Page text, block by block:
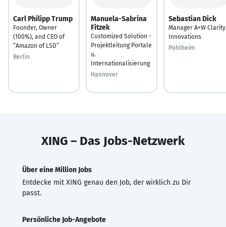
Carl Philipp Trump
Founder, Owner
(100%), and CEO of
“Amazon of LSD”
Berlin
Manuela-Sabrina
Fitzek
Customized Solution -
Projektleitung Portale
u.
Internationalisierung
Hannover
Sebastian Dick
Manager A+W Clarity
Innovations
Pohlheim
XING – Das Jobs-Netzwerk
Über eine Million Jobs
Entdecke mit XING genau den Job, der wirklich zu Dir
passt.
Persönliche Job-Angebote